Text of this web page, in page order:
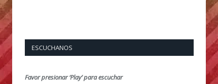
ESCUCHANOS
Favor presionar ‘Play’ para escuchar